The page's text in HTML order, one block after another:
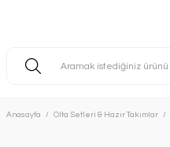
Anasayfa Olta Setleri & Hazır Takımlar